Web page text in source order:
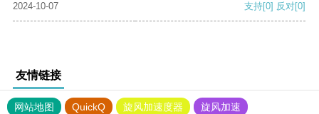
2024-10-07 支持[0] 反对[0]
友情链接
网站地图 QuickQ 旋风加速度器
旋风加速